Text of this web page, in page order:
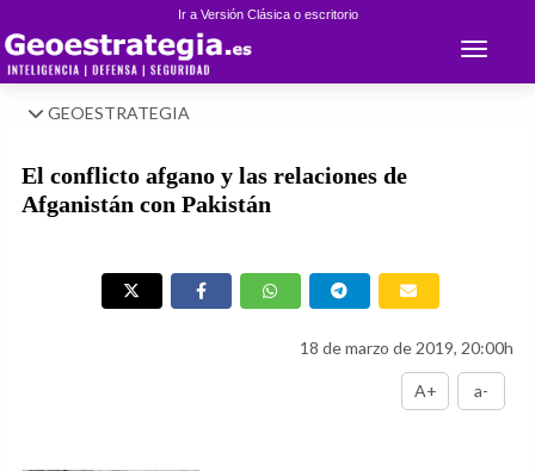
Ir a Versión Clásica o escritorio
Toggle
GEOESTRATEGIA
El conflicto afgano y las relaciones de
Afganistán con Pakistán
18 de marzo de 2019, 20:00h
A+ a-